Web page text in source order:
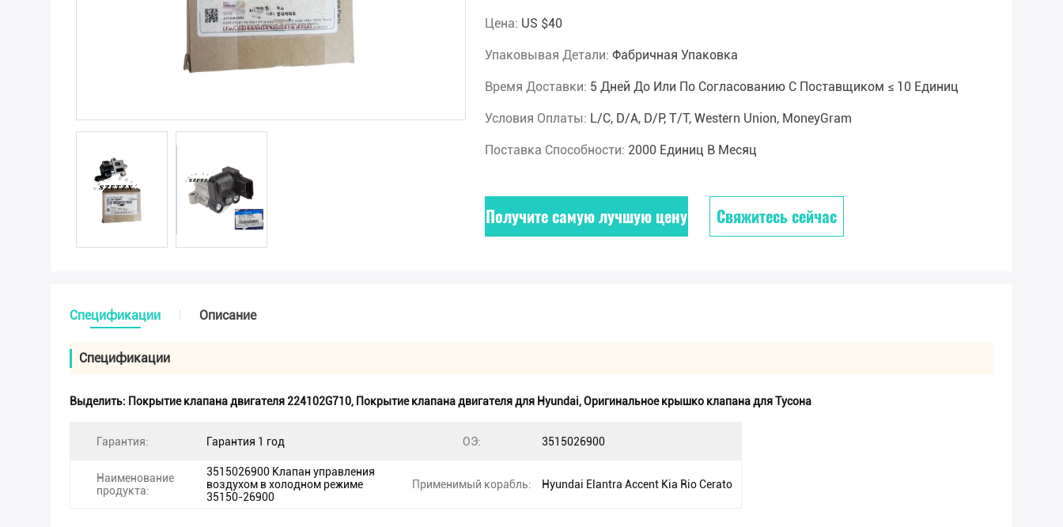
Цена: US $40
Упаковывая Детали: Фабричная Упаковка
Время Доставки: 5 Дней До Или По Согласованию С Поставщиком ≤ 10 Единиц
Условия Оплаты: L/C, D/A, D/P, T/T, Western Union, MoneyGram
Поставка Способности: 2000 Единиц В Месяц
Получите самую лучшую цену Свяжитесь сейчас
Спецификации Описание
Спецификации
Выделить: Покрытие клапана двигателя 224102G710, Покрытие клапана двигателя для Hyundai,Оригинальное крышко клапана для Тусона
Гарантия: Гарантия 1 год ОЭ: 3515026900
Наименование
продукта:
3515026900 Клапан управления
воздухом в холодном режиме
35150-26900
Применимый корабль: Hyundai Elantra Accent Kia Rio Cerato